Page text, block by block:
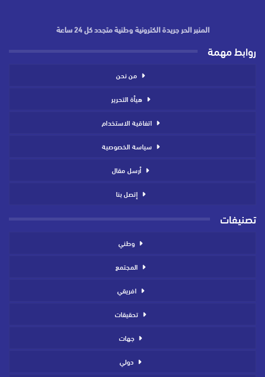
المنبر الحر جريدة الكترونية وطنية متجدد كل 24 ساعة
روابط مهمة
من نحن
هيأة التحرير
اتفاقية الاستخدام
سياسة الخصوصية
أرسل مقال
إتصل بنا
تصنيفات
وطني
المجتمع
افريقي
تحقيقات
جهات
دولي